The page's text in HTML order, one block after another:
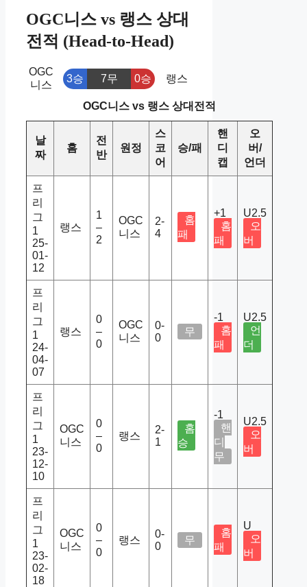
OGC니스 vs 랭스 상대
전적 (Head-to-Head)
OGC
니스
3승 7무 0승 랭스
OGC니스 vs 랭스 상대전적
날
짜
홈
전
반
원정
스
코
어
승/패
핸
디
캡
오
버/
언더
프
리
그
1
25-
01-
12
랭스
1
–
2
OGC
니스
2-
4
홈
패
+1
홈
패
U2.5
오
버
프
리
그
1
24-
04-
07
랭스
0
–
0
OGC
니스
0-
0
무
-1
홈
패
U2.5
언
더
프
리
그
1
23-
12-
10
OGC
니스
0
–
0
랭스
2-
1
홈
승
-1
핸
디
무
U2.5
오
버
프
리
그
1
23-
02-
18
OGC
니스
0
–
0
랭스
0-
0
무
홈
패
U
오
버